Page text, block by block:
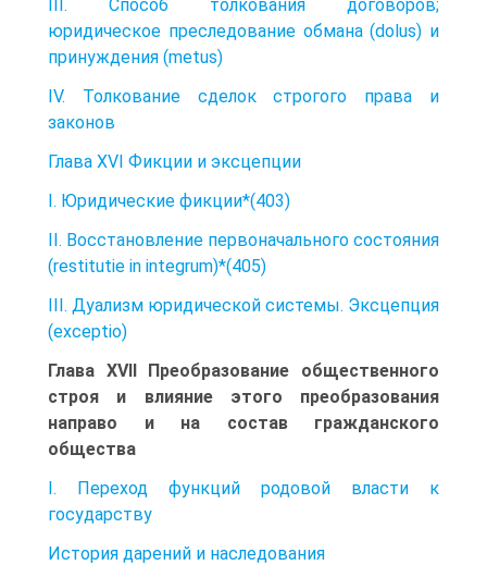
III. Способ толкования договоров;
юридическое преследование обмана (dolus) и
принуждения (metus)
IV. Толкование сделок строгого права и
законов
Глава XVI Фикции и эксцепции
I. Юридические фикции*(403)
II. Восстановление первоначального состояния
(restitutie in integrum)*(405)
III. Дуализм юридической системы. Эксцепция
(exceptio)
Глава XVII Преобразование общественного
строя и влияние этого преобразования
направо и на состав гражданского
общества
I. Переход функций родовой власти к
государству
История дарений и наследования